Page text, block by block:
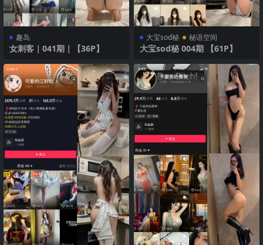
趣岛
女刺客｜041期｜【36P】
大宝sod秘 秘语空间
大宝sod秘 004期 【61P】